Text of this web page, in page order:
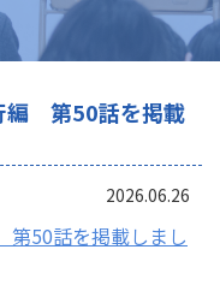
編 第50話を掲載
2026.06.26
50話を掲載しまし